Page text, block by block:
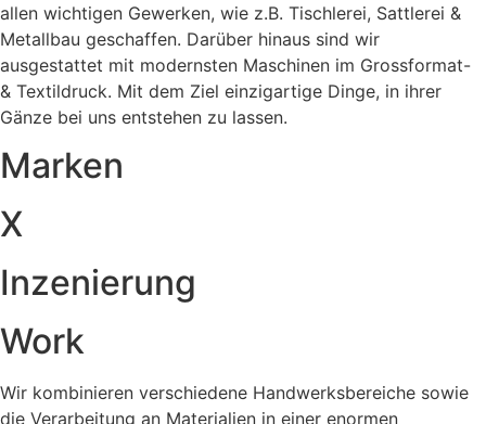
allen wichtigen Gewerken, wie z.B. Tischlerei, Sattlerei &
Metallbau geschaffen. Darüber hinaus sind wir
ausgestattet mit modernsten Maschinen im Grossformat-
& Textildruck. Mit dem Ziel einzigartige Dinge, in ihrer
Gänze bei uns entstehen zu lassen.
Marken
X
Inzenierung
Work
Wir kombinieren verschiedene Handwerksbereiche sowie
die Verarbeitung an Materialien in einer enormen